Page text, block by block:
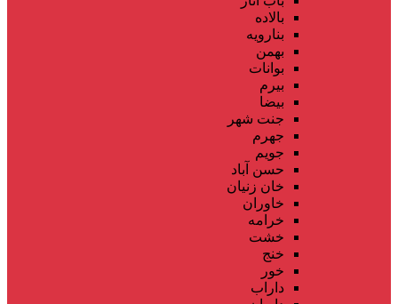
بالاده
بنارویه
بهمن
بوانات
بیرم
بیضا
جنت شهر
جهرم
جویم
حسن آباد
خان زنیان
خاوران
خرامه
خشت
خنج
خور
داراب